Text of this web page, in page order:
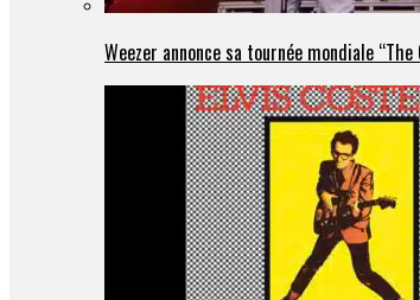
Weezer annonce sa tournée mondiale